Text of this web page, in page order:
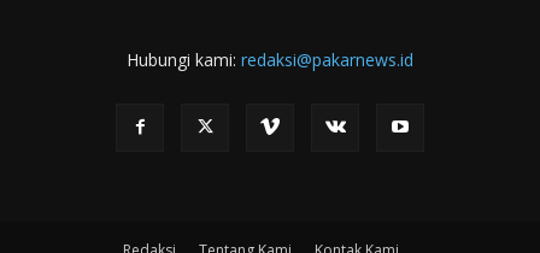
Hubungi kami: redaksi@pakarnews.id